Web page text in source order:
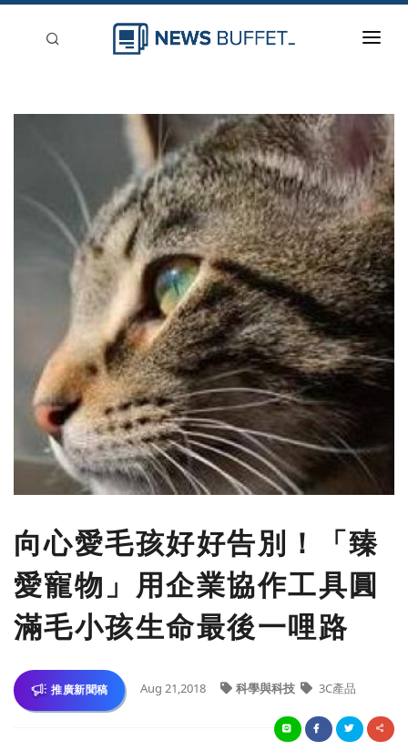
登入
刊登
向心愛毛孩好好告別！「臻
愛寵物」用企業協作工具圓
滿毛小孩生命最後一哩路
推廣新聞稿 Aug 21,2018 科學與科技 3C產品